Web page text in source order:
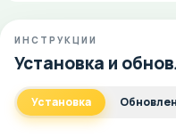
ИНСТРУКЦИИ
Установка и
Установка